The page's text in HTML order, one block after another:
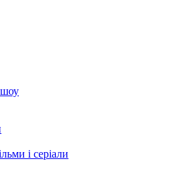
шоу
і серіали